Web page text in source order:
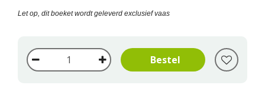
Let op, dit boeket wordt geleverd exclusief vaas